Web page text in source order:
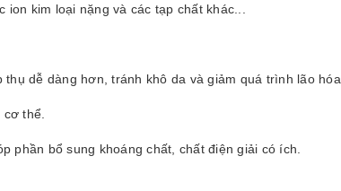
kim loại nặng và các tạp chất khác...
dễ dàng hơn, tránh khô da và giảm quá trình lão hóa.
thể.
phần bổ sung khoáng chất, chất điện giải có ích.